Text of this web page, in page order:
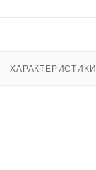
ХАРАКТЕРИСТИКИ